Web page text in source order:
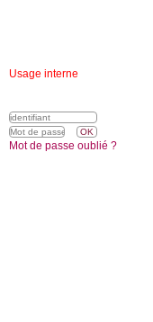
Usage interne
Mot de passe oublié ?